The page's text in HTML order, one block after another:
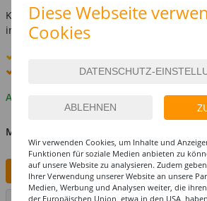
Kostenlose Lieferung ab69,-€
innerhalb Deutschlands -
-Lieferung verfügbar
Auf Lager
MENGE
IN DEN WARENKORB
Diese Webseite
Cookies
Wir verwenden Cookies, um Inhalte und
Funktionen für soziale Medien anbieten zu
auf unsere Website zu analysieren. Zudem
Ihrer Verwendung unserer Website an unsere
Medien, Werbung und Analysen weiter, die
der Europäischen Union, etwa in den USA,